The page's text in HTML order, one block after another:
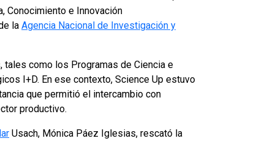
Conocimiento e Innovación
la Agencia Nacional de Investigación y
como los Programas de Ciencia e
I+D. En ese contexto, Science Up estuvo
que permitió el intercambio con
productivo.
Usach, Mónica Páez Iglesias, rescató la